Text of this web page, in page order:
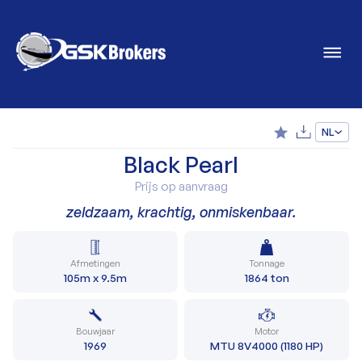
NL
Black Pearl
Prijs op aanvraag
zeldzaam, krachtig, onmiskenbaar.
Afmetingen
105m x 9.5m
Tonnage
1864 ton
Bouwjaar
1969
Motor
MTU 8V4000 (1180 HP)